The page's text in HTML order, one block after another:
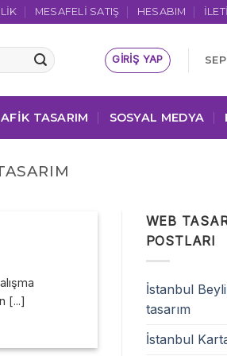
MESAFELI SATIŞ HESABIM
GIRIŞ YAP
TASARIM SOSYAL MEDYA
[...]
WEB
POSTLARI
İstanbul
tasarım
İstanbul